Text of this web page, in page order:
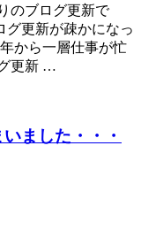
のブログ更新で
更新が疎かになっ
から一層仕事が忙
更新 …
ました・・・